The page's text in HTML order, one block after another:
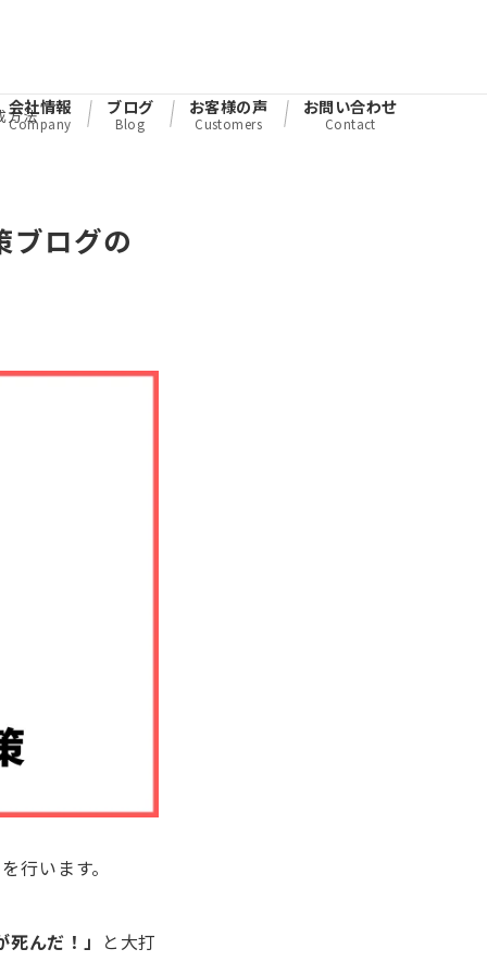
会社情報
Company
ブログ
Blog
お客様の声
Customers
お問い合わせ
Contact
方法
ブログの
を行います。
んだ！」 と大打